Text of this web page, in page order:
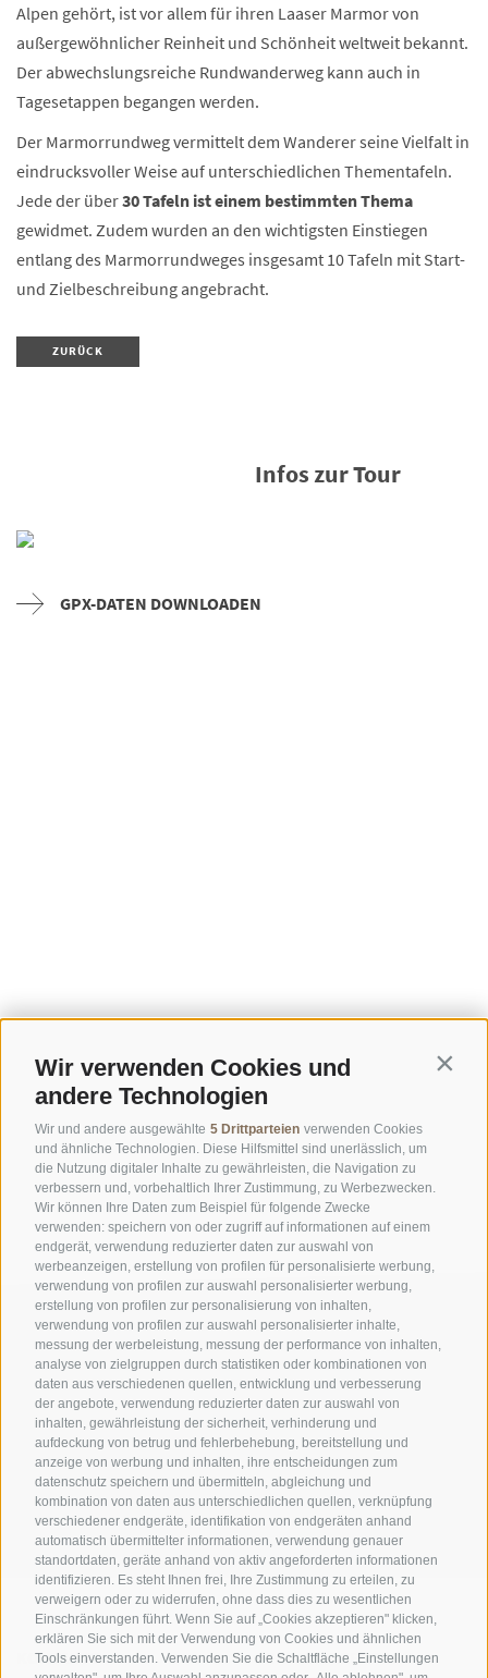
Wir verwenden Cookies und
andere Technologien
Wir und andere ausgewählte 5 Drittparteien verwenden Cookies
und ähnliche Technologien. Diese Hilfsmittel sind unerlässlich, um
die Nutzung digitaler Inhalte zu gewährleisten, die Navigation zu
verbessern und, vorbehaltlich Ihrer Zustimmung, zu Werbezwecken.
Wir können Ihre Daten zum Beispiel für folgende Zwecke
verwenden: speichern von oder zugriff auf informationen auf einem
endgerät, verwendung reduzierter daten zur auswahl von
werbeanzeigen, erstellung von profilen für personalisierte werbung,
verwendung von profilen zur auswahl personalisierter werbung,
erstellung von profilen zur personalisierung von inhalten,
verwendung von profilen zur auswahl personalisierter inhalte,
messung der werbeleistung, messung der performance von inhalten,
analyse von zielgruppen durch statistiken oder kombinationen von
daten aus verschiedenen quellen, entwicklung und verbesserung
der angebote, verwendung reduzierter daten zur auswahl von
inhalten, gewährleistung der sicherheit, verhinderung und
aufdeckung von betrug und fehlerbehebung, bereitstellung und
anzeige von werbung und inhalten, ihre entscheidungen zum
datenschutz speichern und übermitteln, abgleichung und
kombination von daten aus unterschiedlichen quellen, verknüpfung
verschiedener endgeräte, identifikation von endgeräten anhand
automatisch übermittelter informationen, verwendung genauer
standortdaten, geräte anhand von aktiv angeforderten informationen
identifizieren. Es steht Ihnen frei, Ihre Zustimmung zu erteilen, zu
verweigern oder zu widerrufen, ohne dass dies zu wesentlichen
Einschränkungen führt. Wenn Sie auf „Cookies akzeptieren" klicken,
erklären Sie sich mit der Verwendung von Cookies und ähnlichen
Tools einverstanden. Verwenden Sie die Schaltfläche „Einstellungen
Alpen gehört, ist vor allem für ihren Laaser Marmor von
außergewöhnlicher Reinheit und Schönheit weltweit bekannt.
Der abwechslungsreiche Rundwanderweg kann auch in
Tagesetappen begangen werden.
Der Marmorrundweg vermittelt dem Wanderer seine Vielfalt in
eindrucksvoller Weise auf unterschiedlichen Thementafeln.
Jede der über30 Tafeln ist einem bestimmten Thema
gewidmet. Zudem wurden an den wichtigsten Einstiegen
entlang des Marmorrundweges insgesamt 10 Tafeln mit Start-
und Zielbeschreibung angebracht.
ZURÜCK
Infos zur Tour
GPX-DATEN DOWNLOADEN
AMT FÜR DEN NATIONALPARK STILFSERJOCH
SOCIAL-MEDIA-RICHTLINIEN | IMPRESSUM | SITEMAP | COOKIE-RICHTLINIE
PRIVACY | Cookie Präferenzen
KONTAKTE BESUCHERZENTREN